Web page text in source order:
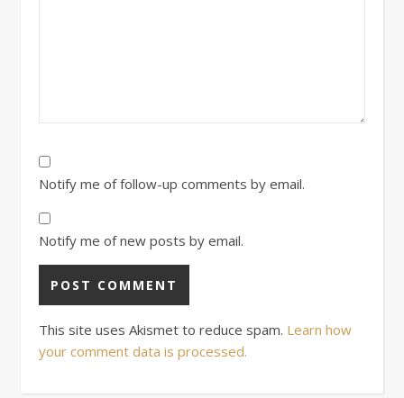
Notify me of follow-up comments by email.
Notify me of new posts by email.
This site uses Akismet to reduce spam. Learn how
your comment data is processed.